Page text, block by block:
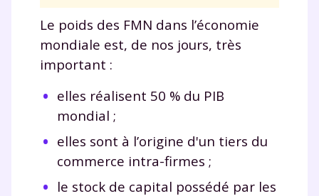
Le poids des FMN dans l’économie
mondiale est, de nos jours, très
important :
elles réalisent 50 % du PIB
mondial ;
elles sont à l’origine d'un tiers du
commerce intra-firmes ;
le stock de capital possédé par les